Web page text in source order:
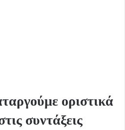
οριστικά
συντάξεις